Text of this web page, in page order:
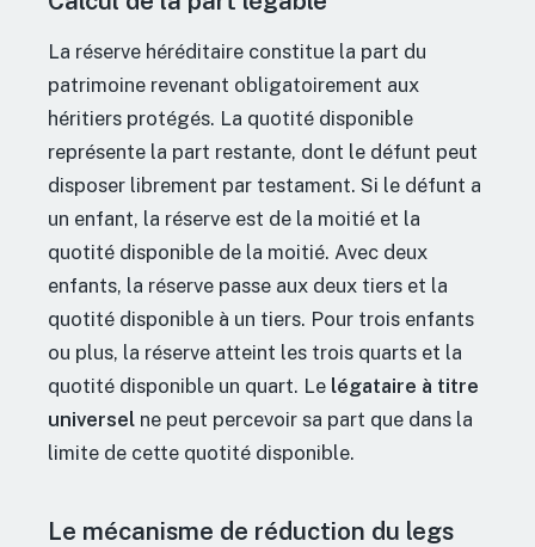
La réserve héréditaire constitue la part du
patrimoine revenant obligatoirement aux
héritiers protégés. La quotité disponible
représente la part restante, dont le défunt peut
disposer librement par testament. Si le défunt a
un enfant, la réserve est de la moitié et la
quotité disponible de la moitié. Avec deux
enfants, la réserve passe aux deux tiers et la
quotité disponible à un tiers. Pour trois enfants
ou plus, la réserve atteint les trois quarts et la
quotité disponible un quart. Le légataire à titre
universel ne peut percevoir sa part que dans la
limite de cette quotité disponible.
Le mécanisme de réduction du legs